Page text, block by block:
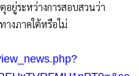
อยู่ระหว่างการสอบสวนว่า
างภาคใต้หรือไม่